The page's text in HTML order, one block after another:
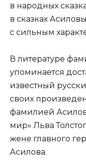
в народных
в сказках
с сильным
В литературе
упоминается
известный
своих
фамилией
мир» Льва
жене главного
Асилова.